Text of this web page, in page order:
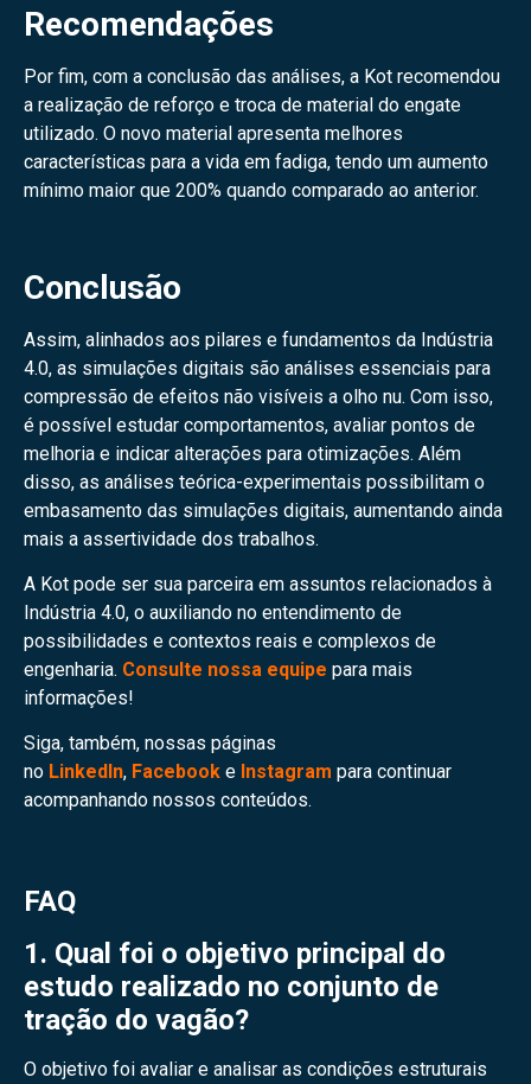
Recomendações
Por fim, com a conclusão das análises, a Kot recomendou
a realização de reforço e troca de material do engate
utilizado. O novo material apresenta melhores
características para a vida em fadiga, tendo um aumento
mínimo maior que 200% quando comparado ao anterior.
Conclusão
Assim, alinhados aos pilares e fundamentos da Indústria
4.0, as simulações digitais são análises essenciais para
compressão de efeitos não visíveis a olho nu. Com isso,
é possível estudar comportamentos, avaliar pontos de
melhoria e indicar alterações para otimizações. Além
disso, as análises teórica-experimentais possibilitam o
embasamento das simulações digitais, aumentando ainda
mais a assertividade dos trabalhos.
A Kot pode ser sua parceira em assuntos relacionados à
Indústria 4.0, o auxiliando no entendimento de
possibilidades e contextos reais e complexos de
engenharia. Consulte nossa equipe para mais
informações!
Siga, também, nossas páginas
no LinkedIn, Facebook e Instagram para continuar
acompanhando nossos conteúdos.
FAQ
1. Qual foi o objetivo principal do
estudo realizado no conjunto de
tração do vagão?
O objetivo foi avaliar e analisar as condições estruturais